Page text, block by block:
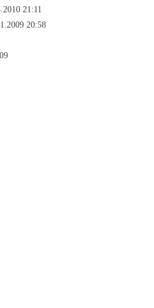
21:11
20:58